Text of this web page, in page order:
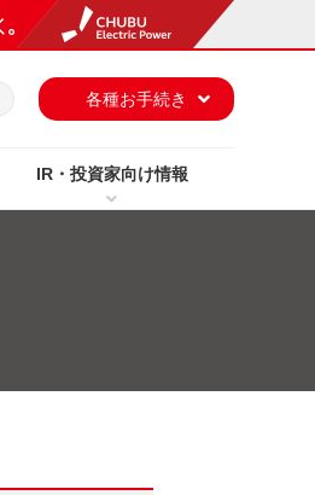
IR・投資家向け情報
各種お手続き